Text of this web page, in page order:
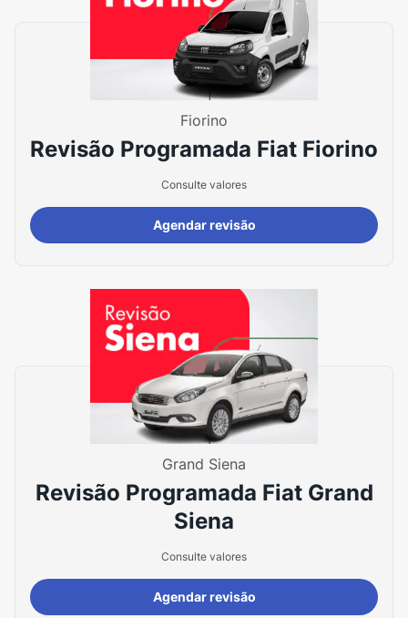
Fiorino
Revisão Programada Fiat Fiorino
Consulte valores
Agendar revisão
Grand Siena
Revisão Programada Fiat Grand
Siena
Consulte valores
Agendar revisão